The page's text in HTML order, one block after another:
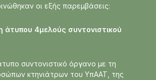
οι εξής παρεμβάσεις:
άτυπου 4μελούς συντονιστικού
συντονιστικό όργανο με τη
κτηνιάτρων του ΥπΑΑΤ, της